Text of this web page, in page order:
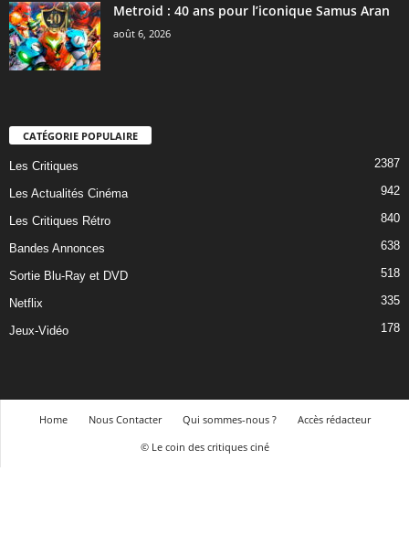
Metroid : 40 ans pour l’iconique Samus Aran
août 6, 2026
CATÉGORIE POPULAIRE
Les Critiques 2387
Les Actualités Cinéma 942
Les Critiques Rétro 840
Bandes Annonces 638
Sortie Blu-Ray et DVD 518
Netflix 335
Jeux-Vidéo 178
Home Nous Contacter Qui sommes-nous ?
Accès rédacteur
© Le coin des critiques ciné